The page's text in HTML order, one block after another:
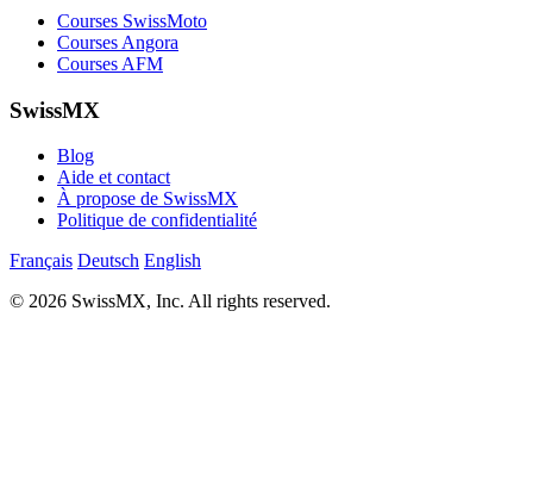
Courses SwissMoto
Courses Angora
Courses AFM
SwissMX
Blog
Aide et contact
À propose de SwissMX
Politique de confidentialité
Français Deutsch English
© 2026 SwissMX, Inc. All rights reserved.